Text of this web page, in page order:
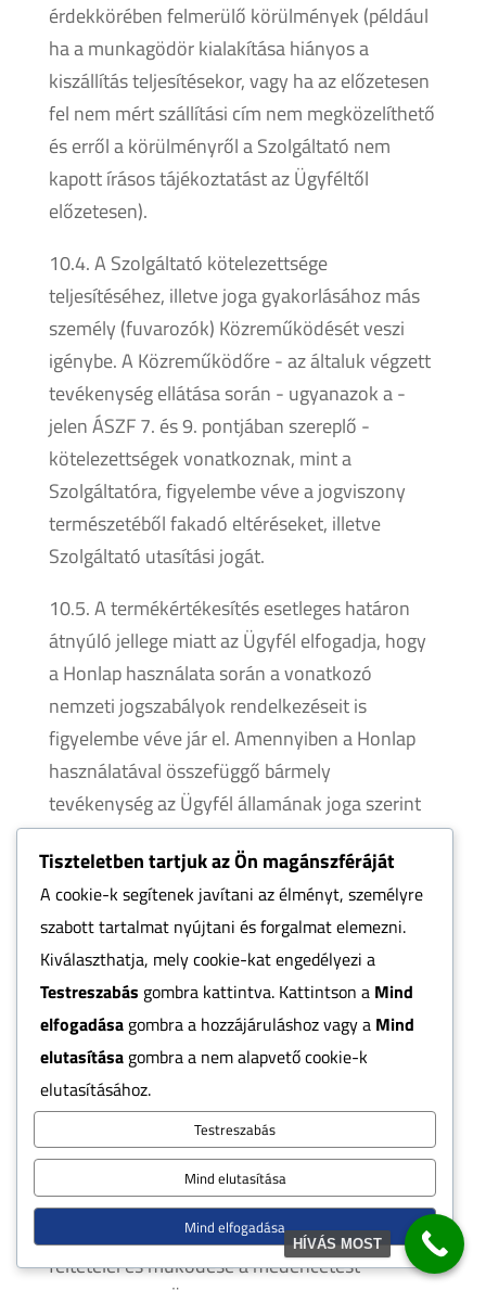
érdekkörében felmerülő körülmények (például
ha a munkagödör kialakítása hiányos a
kiszállítás teljesítésekor, vagy ha az előzetesen
fel nem mért szállítási cím nem megközelíthető
és erről a körülményről a Szolgáltató nem
kapott írásos tájékoztatást az Ügyféltől
előzetesen).
10.4. A Szolgáltató kötelezettsége
teljesítéséhez, illetve joga gyakorlásához más
személy (fuvarozók) Közreműködését veszi
igénybe. A Közreműködőre - az általuk végzett
tevékenység ellátása során - ugyanazok a -
jelen ÁSZF 7. és 9. pontjában szereplő -
kötelezettségek vonatkoznak, mint a
Szolgáltatóra, figyelembe véve a jogviszony
természetéből fakadó eltéréseket, illetve
Szolgáltató utasítási jogát.
10.5. A termékértékesítés esetleges határon
átnyúló jellege miatt az Ügyfél elfogadja, hogy
a Honlap használata során a vonatkozó
nemzeti jogszabályok rendelkezéseit is
figyelembe véve jár el. Amennyiben a Honlap
használatával összefüggő bármely
tevékenység az Ügyfél államának joga szerint
nem megengedett, a használatért kizárólag az
Ügyfelet terheli a felelősség.
10.6. Amennyiben az Ügyfél a Honlapon
kifogásolható tartalmat észlel, köteles azt
haladéktalanul jelezni a Szolgáltatónak.
Amennyiben a Szolgáltató jóhiszemű eljárása
során a jelzést megalapozottnak találja,
jogosult az információ haladéktalan törlésére
vagy annak módosítására.
10.7. A Szolgáltató a megrendelt
medencetestre 1-5 éves
szavatosságot/garanciát vállal, melynek
feltételei és működése a medencetest
Tiszteletben tartjuk az Ön magánszféráját
A cookie-k segítenek javítani az élményt, személyre
szabott tartalmat nyújtani és forgalmat elemezni.
Kiválaszthatja, mely cookie-kat engedélyezi a
Testreszabás gombra kattintva. Kattintson a Mind
elfogadása gombra a hozzájáruláshoz vagy a Mind
elutasítása gombra a nem alapvető cookie-k
elutasításához.
Testreszabás
Mind elutasítása
Mind elfogadása
HÍVÁS MOST